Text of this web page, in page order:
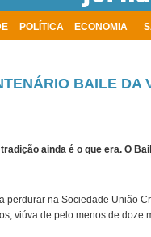
POLÍTICA ECONOMIA
BAILE DA
ainda é o que era. O
perdurar na Sociedade União
viúva de pelo menos de